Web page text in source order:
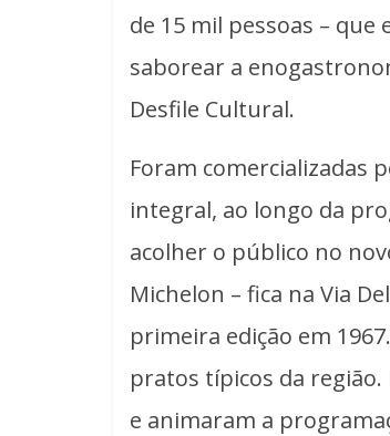
de 15 mil pessoas –
saborear a
Desfile Cultural.
Foram comercializadas
integral, ao longo da
acolher o público no
Michelon – fica na Via
primeira edição em
pratos típicos da
e animaram a